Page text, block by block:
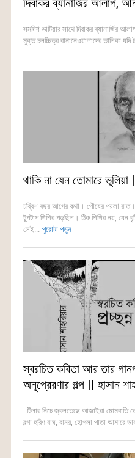
দিবাকর ব্যানার্জির আলাপ,
সমদিশ ভাটিয়ার সাথে দিবাকর ব্যানার্জির
মুক্ত চলচ্চিত্র বানানেওয়ালাদের তালিকা যদি
থাকি না যেন তোমারে
চব্বিশ বছর আগের কথা। পৌষের পয়লা
টুপটাপ শিশির পড়ছিল। ঠিক শিশির নয়, যেন
সেই... পুরোটা পড়ুন
স্বরচিত কবিতা আর তার
অনুপ্রেরণার গল্প || হাসান
টিলার নিচে জ্বলতেছে আজাইরা মোমবাতি
বল্গা হরিণ বাঘ, বানর, হোগলা পাতা আমারে